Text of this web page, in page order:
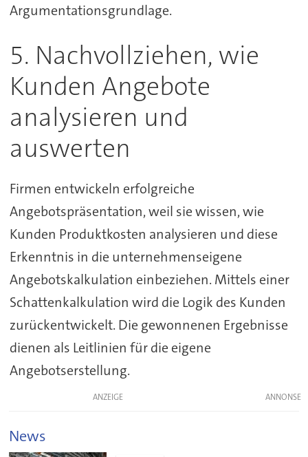
Argumentationsgrundlage.
5. Nachvollziehen, wie
Kunden Angebote
analysieren und
auswerten
Firmen entwickeln erfolgreiche
Angebotspräsentation, weil sie wissen, wie
Kunden Produktkosten analysieren und diese
Erkenntnis in die unternehmenseigene
Angebotskalkulation einbeziehen. Mittels einer
Schattenkalkulation wird die Logik des Kunden
zurückentwickelt. Die gewonnenen Ergebnisse
dienen als Leitlinien für die eigene
Angebotserstellung.
ANZEIGE
News